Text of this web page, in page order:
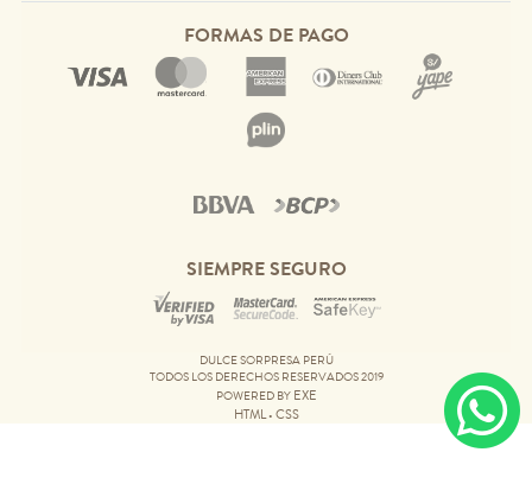
FORMAS DE PAGO
SIEMPRE SEGURO
DULCE SORPRESA PERÚ
TODOS LOS DERECHOS RESERVADOS 2019
POWERED BY EXE
HTML• CSS